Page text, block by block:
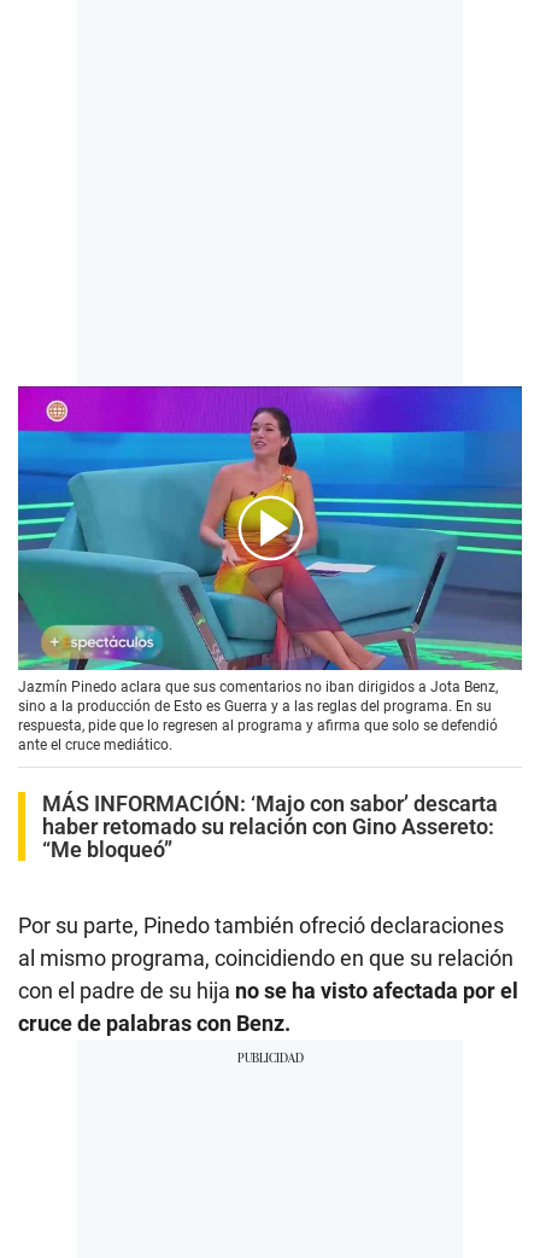
00:00/04:28
Jazmín Pinedo aclara que sus comentarios no iban dirigidos a Jota Benz,
sino a la producción de Esto es Guerra y a las reglas del programa. En su
respuesta, pide que lo regresen al programa y afirma que solo se defendió
ante el cruce mediático.
MÁS INFORMACIÓN: ‘Majo con sabor’ descarta
haber retomado su relación con Gino Assereto:
“Me bloqueó”
Por su parte, Pinedo también ofreció declaraciones
al mismo programa, coincidiendo en que su relación
con el padre de su hija no se ha visto afectada por el
cruce de palabras con Benz.